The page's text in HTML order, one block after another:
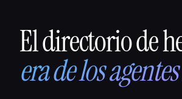
That AI Collection
El directorio de
era de los agentes